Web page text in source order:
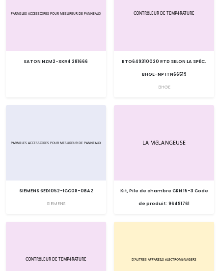
EATON NZM2-XKR4 281666
RTO649310020 RTD SELON LA SPÉC.
BHGE-NP ITN66519
BHGE
SIEMENS 6ED1052-1CC08-0BA2
SIEMENS
Kit, Pile de chambre CRN 15-3 Code
de produit: 96491761